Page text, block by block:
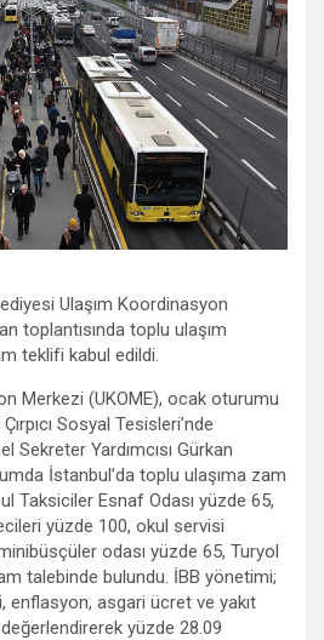
Ulaşım Koordinasyon
toplantısında toplu ulaşım
teklifi kabul edildi.
Merkezi (UKOME), ocak oturumu
Sosyal Tesisleri’nde
Sekreter Yardımcısı Gürkan
İstanbul’da toplu ulaşıma zam
Taksiciler Esnaf Odası yüzde 65,
yüzde 100, okul servisi
odası yüzde 65, Turyol
talebinde bulundu. İBB yönetimi;
enflasyon, asgari ücret ve yakıt
yüzde 28.09